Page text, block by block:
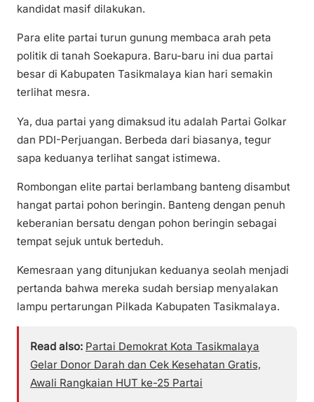
kandidat masif dilakukan.
Para elite partai turun gunung membaca arah peta
politik di tanah Soekapura. Baru-baru ini dua partai
besar di Kabupaten Tasikmalaya kian hari semakin
terlihat mesra.
Ya, dua partai yang dimaksud itu adalah Partai Golkar
dan PDI-Perjuangan. Berbeda dari biasanya, tegur
sapa keduanya terlihat sangat istimewa.
Rombongan elite partai berlambang banteng disambut
hangat partai pohon beringin. Banteng dengan penuh
keberanian bersatu dengan pohon beringin sebagai
tempat sejuk untuk berteduh.
Kemesraan yang ditunjukan keduanya seolah menjadi
pertanda bahwa mereka sudah bersiap menyalakan
lampu pertarungan Pilkada Kabupaten Tasikmalaya.
Read also: Partai Demokrat Kota Tasikmalaya
Gelar Donor Darah dan Cek Kesehatan Gratis,
Awali Rangkaian HUT ke-25 Partai